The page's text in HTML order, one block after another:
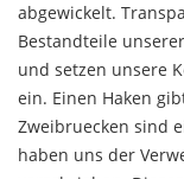
abgewickelt.
Bestandteile
und setzen unsere
ein. Einen Haken
Zweibruecken sind
haben uns der